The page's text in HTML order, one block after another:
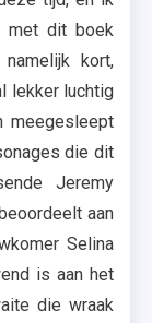
met dit boek
kort,
lekker luchtig
meegesleept
die dit
Jeremy
aan
Selina
is aan het
die wraak